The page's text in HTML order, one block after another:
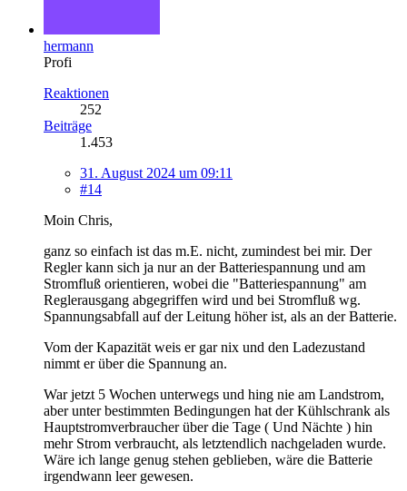
hermann
Profi
Reaktionen
252
Beiträge
1.453
31. August 2024 um 09:11
#14
Moin Chris,
ganz so einfach ist das m.E. nicht, zumindest bei mir. Der
Regler kann sich ja nur an der Batteriespannung und am
Stromfluß orientieren, wobei die "Batteriespannung" am
Reglerausgang abgegriffen wird und bei Stromfluß wg.
Spannungsabfall auf der Leitung höher ist, als an der Batterie.
Vom der Kapazität weis er gar nix und den Ladezustand
nimmt er über die Spannung an.
War jetzt 5 Wochen unterwegs und hing nie am Landstrom,
aber unter bestimmten Bedingungen hat der Kühlschrank als
Hauptstromverbraucher über die Tage ( Und Nächte ) hin
mehr Strom verbraucht, als letztendlich nachgeladen wurde.
Wäre ich lange genug stehen geblieben, wäre die Batterie
irgendwann leer gewesen.